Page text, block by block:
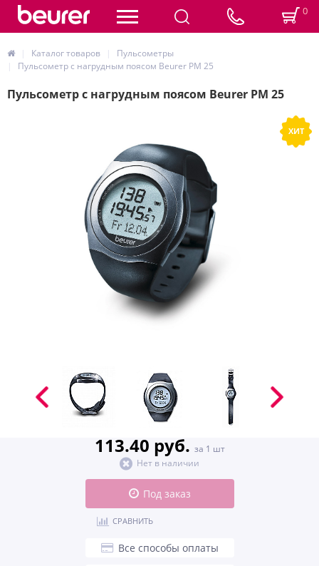
0
Каталог товаров
Пульсометры
Пульсометр с нагрудным поясом Beurer PM 25
Пульсометр с нагрудным поясом Beurer PM 25
ХИТ
113.40 руб. за 1 шт
Нет в наличии
Под заказ
СРАВНИТЬ
Все способы оплаты